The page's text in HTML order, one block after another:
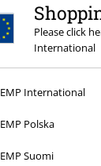
Please click
International
EMP International
EMP Polska
EMP Suomi